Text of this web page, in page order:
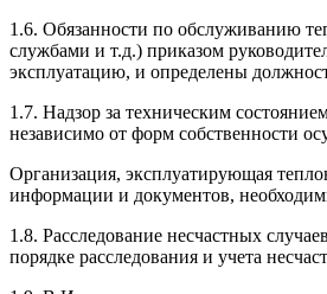
1.6. Обязанности по обслуживанию
службами и т.д.) приказом
эксплуатацию, и определены
1.7. Надзор за техническим
независимо от форм собственности
Организация, эксплуатирующая
информации и документов,
1.8. Расследование несчастных
порядке расследования и учета